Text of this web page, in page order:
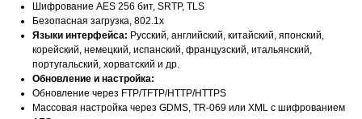
Шифрование AES 256 бит, SRTP, TLS
Безопасная загрузка, 802.1x
Языки интерфейса: Русский, английский, китайский, японский,
корейский, немецкий, испанский, французский, итальянский,
португальский, хорватский и др.
Обновление и настройка:
Обновление через FTP/TFTP/HTTP/HTTPS
Массовая настройка через GDMS, TR-069 или XML с шифрованием